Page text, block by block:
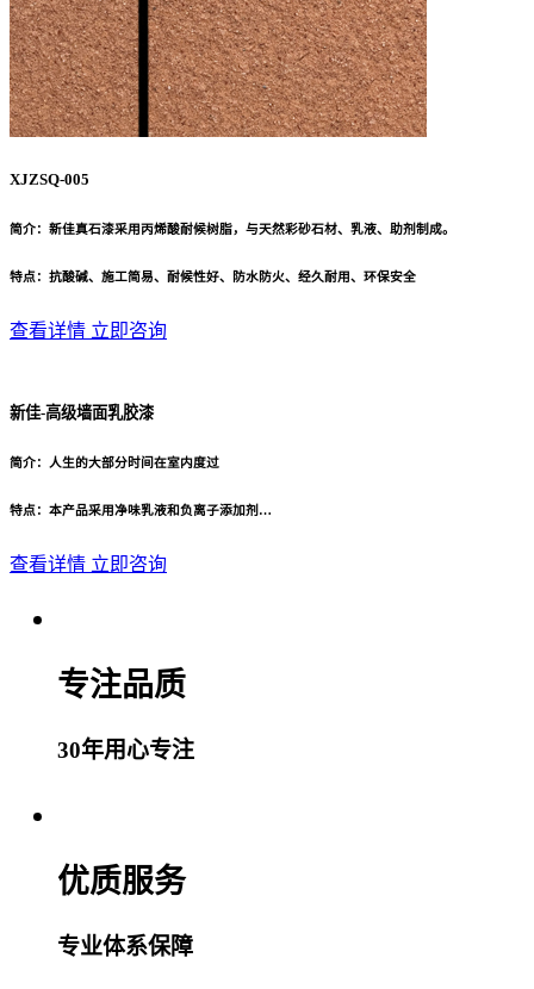
XJZSQ-005
简介：新佳真石漆采用丙烯酸耐候树脂，与天然彩砂石材、乳液、助剂制成。
特点：抗酸碱、施工简易、耐候性好、防水防火、经久耐用、环保安全
查看详情 立即咨询
新佳-高级墙面乳胶漆
简介：人生的大部分时间在室内度过
特点：本产品采用净味乳液和负离子添加剂…
查看详情 立即咨询
专注品质
30年用心专注
优质服务
专业体系保障